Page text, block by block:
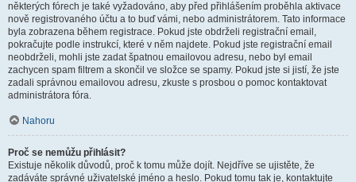
některých fórech je také vyžadováno, aby před přihlášením proběhla aktivace
nově registrovaného účtu a to buď vámi, nebo administrátorem. Tato informace
byla zobrazena během registrace. Pokud jste obdrželi registrační email,
pokračujte podle instrukcí, které v něm najdete. Pokud jste registrační email
neobdrželi, mohli jste zadat špatnou emailovou adresu, nebo byl email
zachycen spam filtrem a skončil ve složce se spamy. Pokud jste si jistí, že jste
zadali správnou emailovou adresu, zkuste s prosbou o pomoc kontaktovat
administrátora fóra.
Nahoru
Proč se nemůžu přihlásit?
Existuje několik důvodů, proč k tomu může dojít. Nejdříve se ujistěte, že
zadáváte správné uživatelské jméno a heslo. Pokud tomu tak je, kontaktujte